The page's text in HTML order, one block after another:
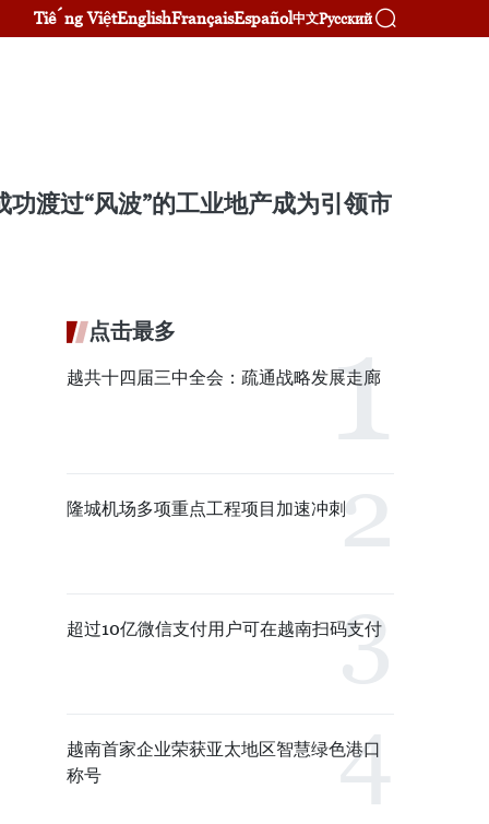
Tiếng ViệtEnglishFrançaisEspañol中文Русский
渡过“风波”的工业地产成为引领市
点击最多
越共十四届三中全会：疏通战略发展走廊
隆城机场多项重点工程项目加速冲刺
超过10亿微信支付用户可在越南扫码支付
越南首家企业荣获亚太地区智慧绿色港口
称号